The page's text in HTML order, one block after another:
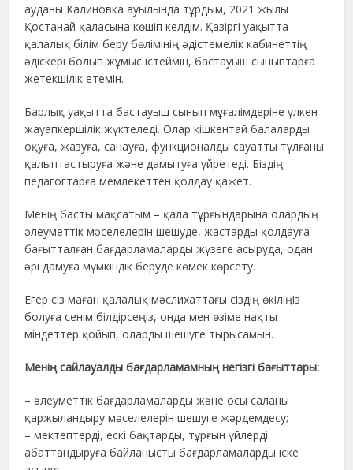
ауданы Калиновка ауылында тұрдым, 2021 жылы
Қостанай қаласына көшіп келдім. Қазіргі уақытта
қалалық білім беру бөлімінің әдістемелік кабинеттің
әдіскері болып жұмыс істеймін, бастауыш сыныптарға
жетекшілік етемін.
Барлық уақытта бастауыш сынып мұғалімдеріне үлкен
жауапкершілік жүктеледі. Олар кішкентай балаларды
оқуға, жазуға, санауға, функционалды сауатты тұлғаны
қалыптастыруға және дамытуға үйретеді. Біздің
педагогтарға мемлекеттен қолдау қажет.
Менің басты мақсатым – қала тұрғындарына олардың
әлеуметтік мәселелерін шешуде, жастарды қолдауға
бағытталған бағдарламаларды жүзеге асыруда, одан
әрі дамуға мүмкіндік беруде көмек көрсету.
Егер сіз маған қалалық мәслихаттағы сіздің өкіліңіз
болуға сенім білдірсеңіз, онда мен өзіме нақты
міндеттер қойып, оларды шешуге тырысамын.
Менің сайлауалды бағдарламамның негізгі бағыттары:
– әлеуметтік бағдарламаларды және осы саланы
қаржыландыру мәселелерін шешуге жәрдемдесу;
– мектептерді, ескі бақтарды, тұрғын үйлерді
абаттандыруға байланысты бағдарламаларды іске